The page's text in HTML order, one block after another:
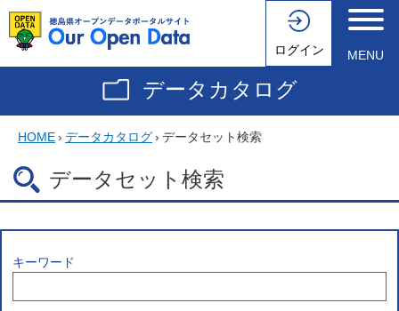
ログイン MENU
データカタログ
HOME› データカタログ› データセット検索
データセット検索
キーワード